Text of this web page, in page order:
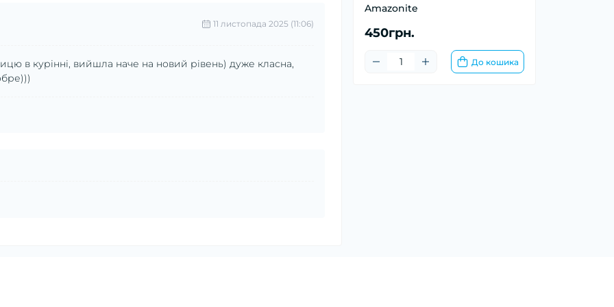
Amazonite
450грн.
До кошика
11 листопада 2025 (11:06)
в курінні, вийшла наче на новий рівень) дуже класна,